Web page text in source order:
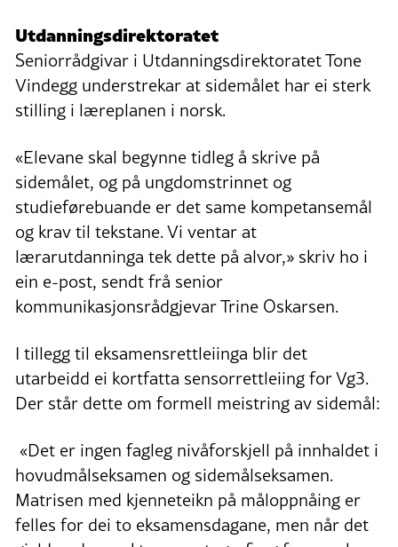
Utdanningsdirektoratet
Seniorrådgivar i Utdanningsdirektoratet Tone
Vindegg understrekar at sidemålet har ei sterk
stilling i læreplanen i norsk.
«Elevane skal begynne tidleg å skrive på
sidemålet, og på ungdomstrinnet og
studieførebuande er det same kompetansemål
og krav til tekstane. Vi ventar at
lærarutdanninga tek dette på alvor,» skriv ho i
ein e-post, sendt frå senior
kommunikasjonsrådgjevar Trine Oskarsen.
I tillegg til eksamensrettleiinga blir det
utarbeidd ei kortfatta sensorrettleiing for Vg3.
Der står dette om formell meistring av sidemål:
«Det er ingen fagleg nivåforskjell på innhaldet i
hovudmålseksamen og sidemålseksamen.
Matrisen med kjenneteikn på måloppnåing er
felles for dei to eksamensdagane, men når det